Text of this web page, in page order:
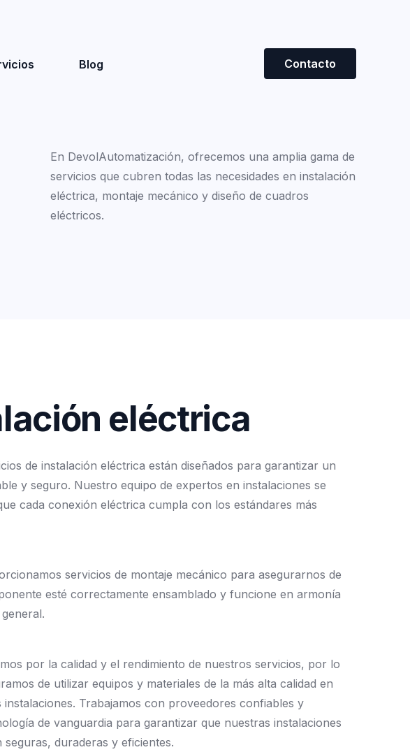
Blog Contacto
En DevolAutomatización, ofrecemos una amplia gama de
servicios que cubren todas las necesidades en instalación
eléctrica, montaje mecánico y diseño de cuadros
eléctricos.
lación eléctrica
de instalación eléctrica están diseñados para garantizar un
y seguro. Nuestro equipo de expertos en instalaciones se
cada conexión eléctrica cumpla con los estándares más
servicios de montaje mecánico para asegurarnos de
esté correctamente ensamblado y funcione en armonía
general.
por la calidad y el rendimiento de nuestros servicios, por lo
de utilizar equipos y materiales de la más alta calidad en
instalaciones. Trabajamos con proveedores confiables y
de vanguardia para garantizar que nuestras instalaciones
seguras, duraderas y eficientes.